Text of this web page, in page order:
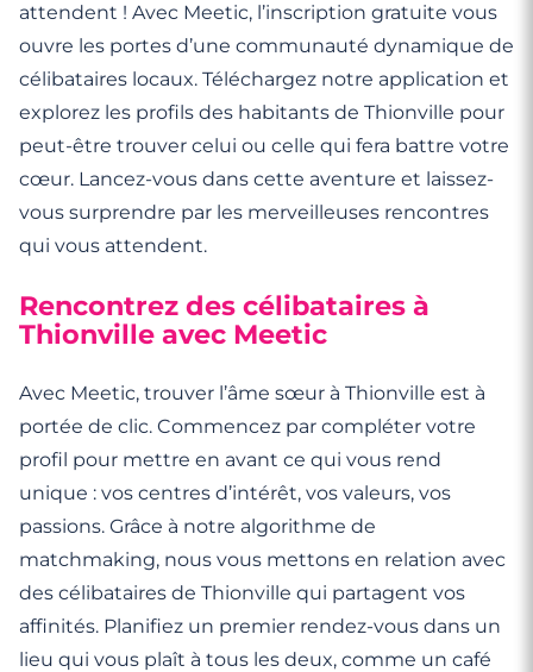
attendent ! Avec Meetic, l’inscription gratuite vous
ouvre les portes d’une communauté dynamique de
célibataires locaux. Téléchargez notre application et
explorez les profils des habitants de Thionville pour
peut-être trouver celui ou celle qui fera battre votre
cœur. Lancez-vous dans cette aventure et laissez-
vous surprendre par les merveilleuses rencontres
qui vous attendent.
Rencontrez des célibataires à
Thionville avec Meetic
Avec Meetic, trouver l’âme sœur à Thionville est à
portée de clic. Commencez par compléter votre
profil pour mettre en avant ce qui vous rend
unique : vos centres d’intérêt, vos valeurs, vos
passions. Grâce à notre algorithme de
matchmaking, nous vous mettons en relation avec
des célibataires de Thionville qui partagent vos
affinités. Planifiez un premier rendez-vous dans un
lieu qui vous plaît à tous les deux, comme un café